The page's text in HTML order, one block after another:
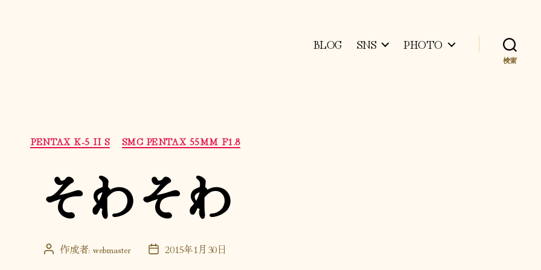
BLOG SNS PHOTO
検索
カ
テ
PENTAX K-5 II S SMC PENTAX 55MM F1.8
そわそわ
投 作成者: webmaster
投 2015年1月30日